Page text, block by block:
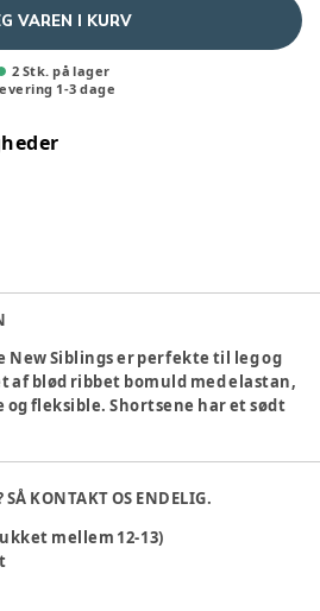
VAREN I KURV
2 Stk. på lager
1-3 dage
New Siblings er perfekte til leg og
af blød ribbet bomuld med elastan,
og fleksible. Shortsene har et sødt
glade muslinger.
SÅ KONTAKT OS ENDELIG.
mellem 12-13)